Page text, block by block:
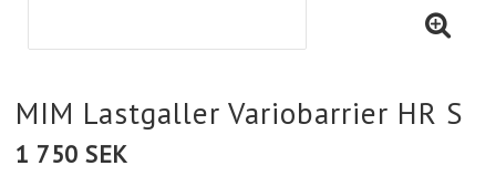
MIM Lastgaller Variobarrier HR S
1 750 SEK